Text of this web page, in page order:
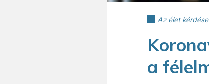
Az élet
a